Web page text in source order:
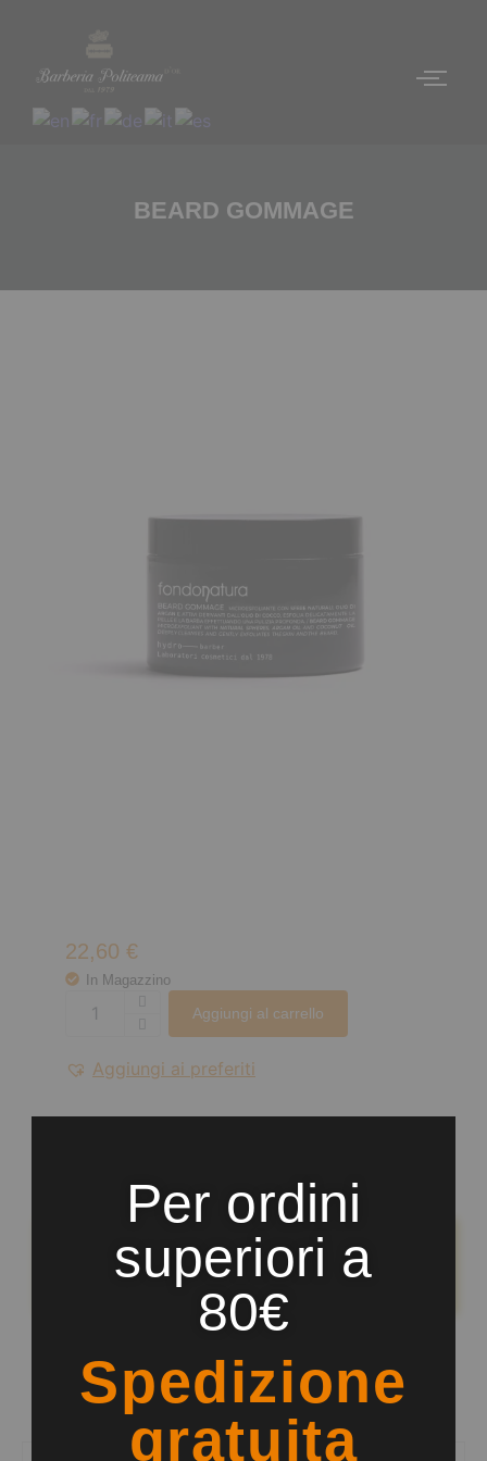
BEARD GOMMAGE
22,60 €
In Magazzino
Aggiungi al carrello
Aggiungi ai preferiti
Sarà possibile pagare anche in 3 comode rate mediante
il circuito di PayPal nella pagina di conferma d’acquisto
dopo aver aggiunto l’articolo nel carrello
Recensioni (0)
Per ordini
superiori a
80€
Spedizione
gratuita